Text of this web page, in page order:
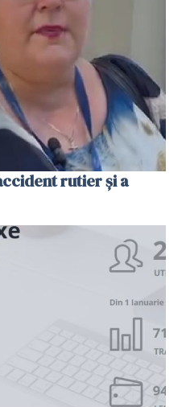
rutier și a